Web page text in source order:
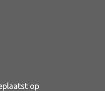
op